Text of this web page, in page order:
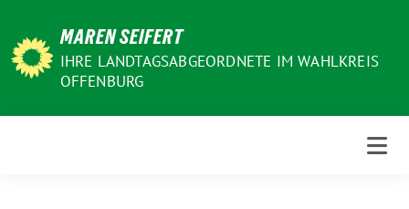
zum
Inhalt
MAREN SEIFERT
IHRE LANDTAGSABGEORDNETE IM WAHLKREIS
OFFENBURG